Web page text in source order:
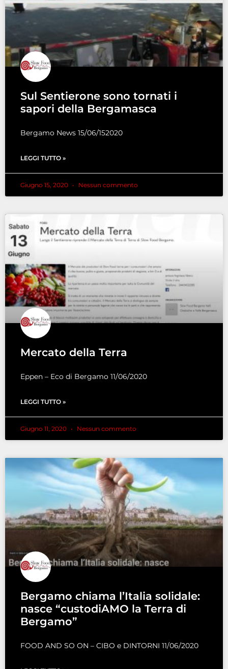
Sul Sentierone sono tornati i
sapori della Bergamasca
Bergamo News 15/06/152020
LEGGI TUTTO »
Giugno 15, 2020 Nessun commento
Mercato della Terra
Eppen – Eco di Bergamo 11/06/2020
LEGGI TUTTO »
Giugno 11, 2020 Nessun commento
Bergamo chiama l’Italia solidale:
nasce “custodiAMO la Terra di
Bergamo”
FOOD AND SO ON – CIBO e DINTORNI 11/06/2020